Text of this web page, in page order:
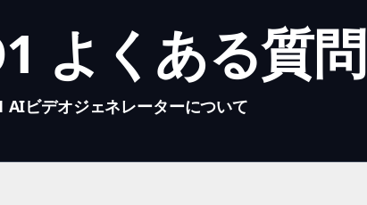
よくある質問
AIビデオジェネレーターについて